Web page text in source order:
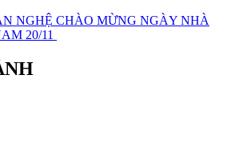
NGHỆ CHÀO MỪNG NGÀY NHÀ
20/11